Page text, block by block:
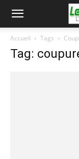
Accueil Tags
Tag: